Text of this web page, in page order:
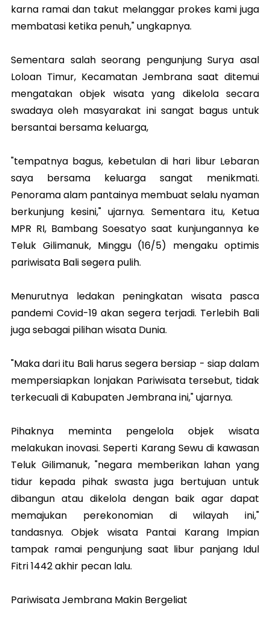
karna ramai dan takut melanggar prokes kami juga
membatasi ketika penuh," ungkapnya.
Sementara salah seorang pengunjung Surya asal
Loloan Timur, Kecamatan Jembrana saat ditemui
mengatakan objek wisata yang dikelola secara
swadaya oleh masyarakat ini sangat bagus untuk
bersantai bersama keluarga,
"tempatnya bagus, kebetulan di hari libur Lebaran
saya bersama keluarga sangat menikmati.
Penorama alam pantainya membuat selalu nyaman
berkunjung kesini," ujarnya. Sementara itu, Ketua
MPR RI, Bambang Soesatyo saat kunjungannya ke
Teluk Gilimanuk, Minggu (16/5) mengaku optimis
pariwisata Bali segera pulih.
Menurutnya ledakan peningkatan wisata pasca
pandemi Covid-19 akan segera terjadi. Terlebih Bali
juga sebagai pilihan wisata Dunia.
"Maka dari itu Bali harus segera bersiap - siap dalam
mempersiapkan lonjakan Pariwisata tersebut, tidak
terkecuali di Kabupaten Jembrana ini," ujarnya.
Pihaknya meminta pengelola objek wisata
melakukan inovasi. Seperti Karang Sewu di kawasan
Teluk Gilimanuk, "negara memberikan lahan yang
tidur kepada pihak swasta juga bertujuan untuk
dibangun atau dikelola dengan baik agar dapat
memajukan perekonomian di wilayah ini,"
tandasnya. Objek wisata Pantai Karang Impian
tampak ramai pengunjung saat libur panjang Idul
Fitri 1442 akhir pecan lalu.
Pariwisata Jembrana Makin Bergeliat